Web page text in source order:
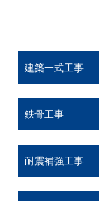
建築一式工事
鉄骨工事
耐震補強工事